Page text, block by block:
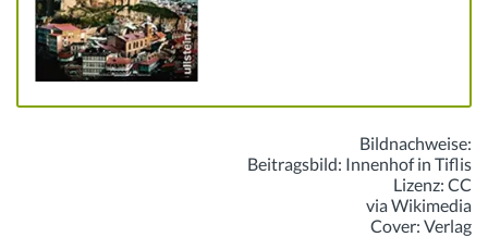
Bildnachweise:
Beitragsbild: Innenhof in Tiflis
Lizenz: CC
via Wikimedia
Cover: Verlag